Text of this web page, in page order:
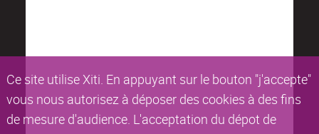
Ce site utilise Xiti. En appuyant sur le bouton "j'accepte"
vous nous autorisez à déposer des cookies à des fins
de mesure d'audience. L'acceptation du dépot de